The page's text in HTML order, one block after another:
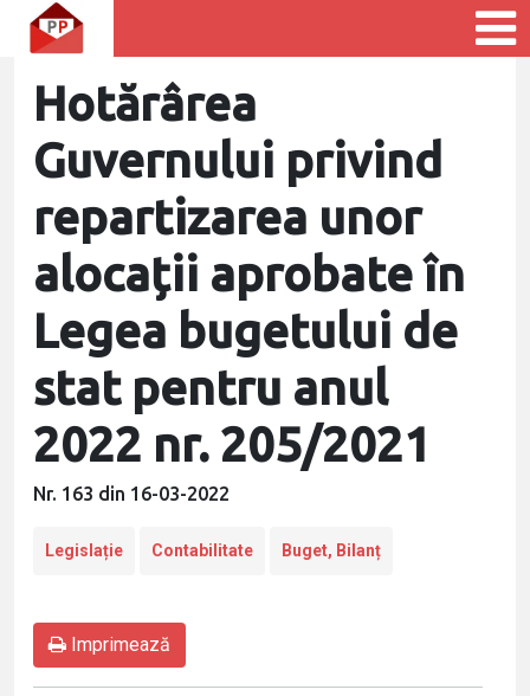
Hotărârea
Guvernului privind
repartizarea unor
alocații aprobate în
Legea bugetului de
stat pentru anul
2022 nr. 205/2021
Nr. 163 din 16-03-2022
Legislație Contabilitate Buget, Bilanț
Imprimează